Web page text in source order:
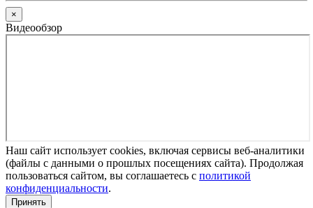
×
Видеообзор
Наш сайт использует cookies, включая сервисы веб-аналитики
(файлы с данными о прошлых посещениях сайта). Продолжая
пользоваться сайтом, вы соглашаетесь с политикой
конфиденциальности.
Принять